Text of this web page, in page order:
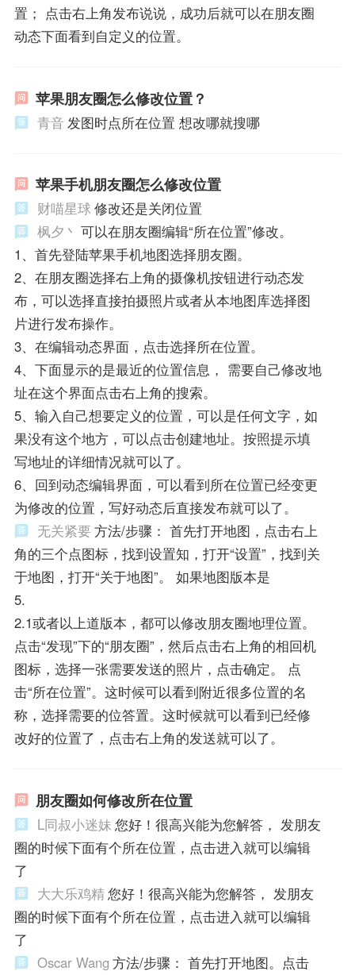
置； 点击右上角发布说说，成功后就可以在朋友圈
动态下面看到自定义的位置。
苹果朋友圈怎么修改位置？
青音 发图时点所在位置 想改哪就搜哪
苹果手机朋友圈怎么修改位置
财喵星球 修改还是关闭位置
枫夕丶 可以在朋友圈编辑“所在位置”修改。
1、首先登陆苹果手机地图选择朋友圈。
2、在朋友圈选择右上角的摄像机按钮进行动态发
布，可以选择直接拍摄照片或者从本地图库选择图
片进行发布操作。
3、在编辑动态界面，点击选择所在位置。
4、下面显示的是最近的位置信息， 需要自己修改地
址在这个界面点击右上角的搜索。
5、输入自己想要定义的位置，可以是任何文字，如
果没有这个地方，可以点击创建地址。按照提示填
写地址的详细情况就可以了。
6、回到动态编辑界面，可以看到所在位置已经变更
为修改的位置，写好动态后直接发布就可以了。
无关紧要方法/步骤： 首先打开地图，点击右上
角的三个点图标，找到设置知，打开“设置”，找到关
于地图，打开“关于地图”。 如果地图版本是
5.
2.1或者以上道版本，都可以修改朋友圈地理位置。
点击“发现”下的“朋友圈”，然后点击右上角的相回机
图标，选择一张需要发送的照片，点击确定。 点
击“所在位置”。这时候可以看到附近很多位置的名
称，选择需要的位答置。这时候就可以看到已经修
改好的位置了，点击右上角的发送就可以了。
朋友圈如何修改所在位置
L同叔小迷妹 您好！很高兴能为您解答， 发朋友
圈的时候下面有个所在位置，点击进入就可以编辑
了
大大乐鸡精您好！很高兴能为您解答， 发朋友
圈的时候下面有个所在位置，点击进入就可以编辑
了
Oscar Wang 方法/步骤： 首先打开地图。点击